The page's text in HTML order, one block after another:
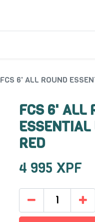
FCS 6' ALL ROUND
FCS 6' ALL
RED
4 995 XPF